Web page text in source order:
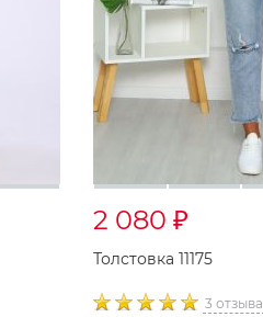
2 080 ₽
Толстовка 11175
3 отзыва